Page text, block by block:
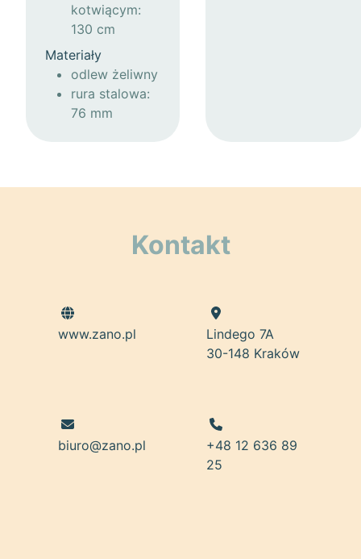
kotwiącym:
130 cm
Materiały
odlew żeliwny
rura stalowa:
76 mm
Kontakt
www.zano.pl
Lindego 7A
30-148 Kraków
biuro@zano.pl
+48 12 636 89
25